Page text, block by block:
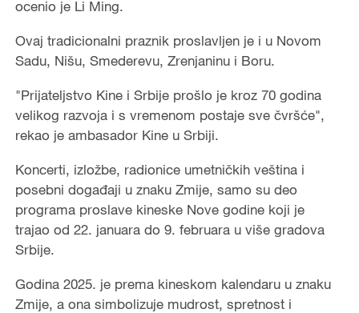
ocenio je Li Ming.
Ovaj tradicionalni praznik proslavljen je i u Novom
Sadu, Nišu, Smederevu, Zrenjaninu i Boru.
"Prijateljstvo Kine i Srbije prošlo je kroz 70 godina
velikog razvoja i s vremenom postaje sve čvršće",
rekao je ambasador Kine u Srbiji.
Koncerti, izložbe, radionice umetničkih veština i
posebni događaji u znaku Zmije, samo su deo
programa proslave kineske Nove godine koji je
trajao od 22. januara do 9. februara u više gradova
Srbije.
Godina 2025. je prema kineskom kalendaru u znaku
Zmije, a ona simbolizuje mudrost, spretnost i